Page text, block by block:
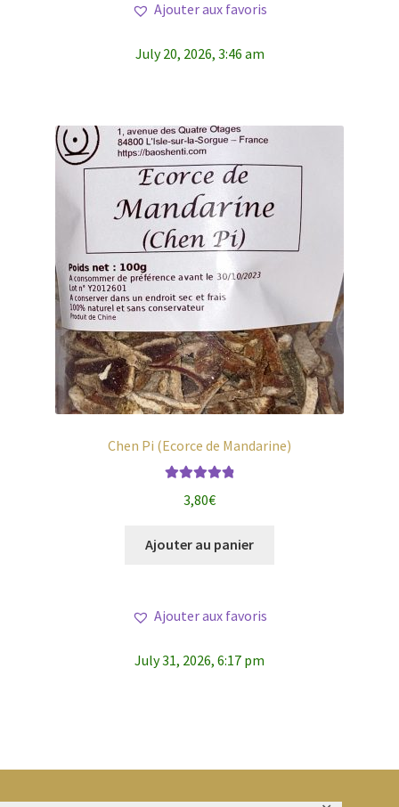
Ajouter aux favoris
July 20, 2026, 3:46 am
Chen Pi (Ecorce de Mandarine)
3,80€
Ajouter au panier
Ajouter aux favoris
July 31, 2026, 6:17 pm